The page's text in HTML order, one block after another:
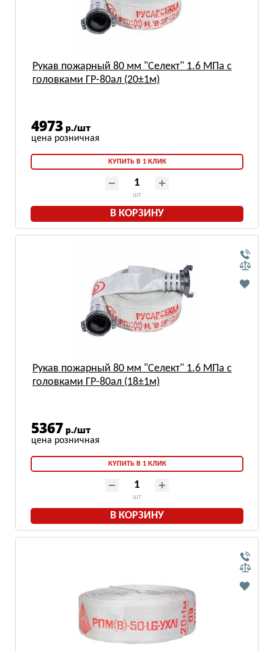
Рукав пожарный 80 мм "Селект" 1.6 МПа с
головками ГР-80ал (20±1м)
4973 р./шт
КУПИТЬ В 1 КЛИК
шт
В КОРЗИНУ
Рукав пожарный 80 мм "Селект" 1.6 МПа с
головками ГР-80ал (18±1м)
5367 р./шт
КУПИТЬ В 1 КЛИК
шт
В КОРЗИНУ